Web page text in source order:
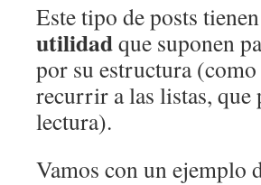
Este tipo de posts
utilidadque suponen
por su estructura
recurrir a las listas,
lectura).
Vamos con un ejemplo